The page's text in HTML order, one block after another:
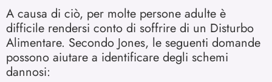
A causa di ciò, per molte persone adulte è
difficile rendersi conto di soffrire di un Disturbo
Alimentare. Secondo Jones, le seguenti domande
possono aiutare a identificare degli schemi
dannosi: